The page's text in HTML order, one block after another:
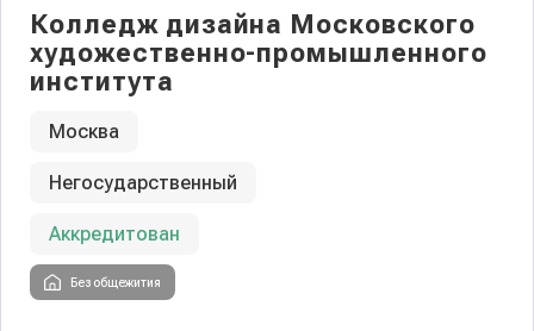
Колледж дизайна Московского
художественно-промышленного
института
Москва
Негосударственный
Аккредитован
Без общежития